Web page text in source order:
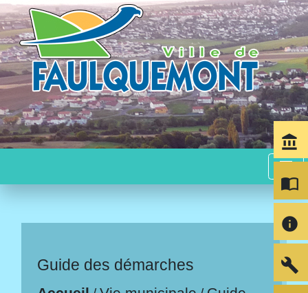
menu
Guide des démarches
account_balance
import_contacts
info
build